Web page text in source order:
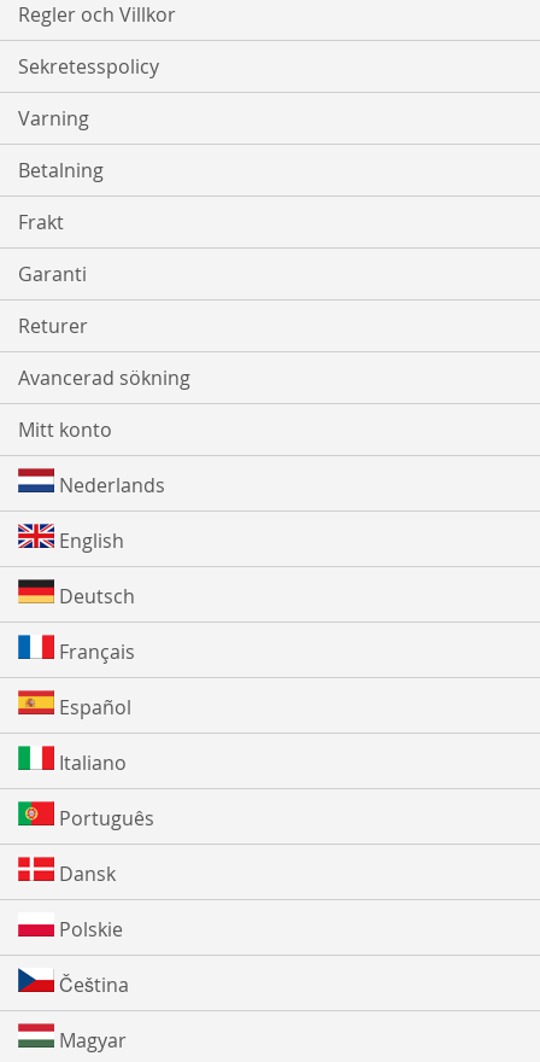
Regler och Villkor
Sekretesspolicy
Varning
Betalning
Frakt
Garanti
Returer
Avancerad sökning
Mitt konto
Nederlands
English
Deutsch
Français
Español
Italiano
Português
Dansk
Polskie
Čeština
Magyar